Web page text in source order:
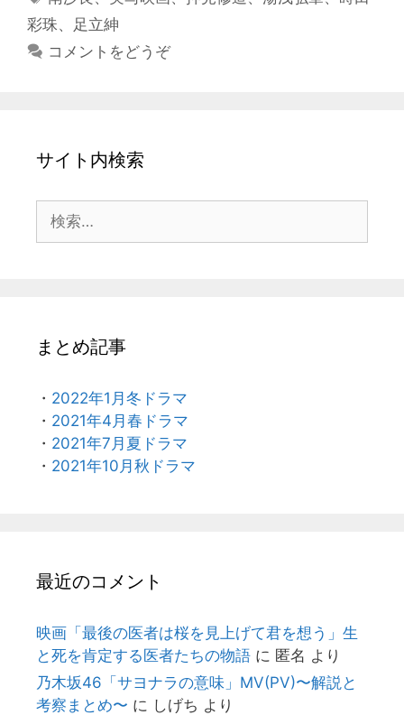
リ
ー
グ
彩珠、 足立紳
コメントをどうぞ
サイト内検索
索:
まとめ記事
・ 2022年1月冬ドラマ
・ 2021年4月春ドラマ
・ 2021年7月夏ドラマ
・ 2021年10月秋ドラマ
最近のコメント
映画「最後の医者は桜を見上げて君を想う」生
と死を肯定する医者たちの物語 に 匿名 より
乃木坂46「サヨナラの意味」MV(PV)〜解説と
考察まとめ〜 に しげち より